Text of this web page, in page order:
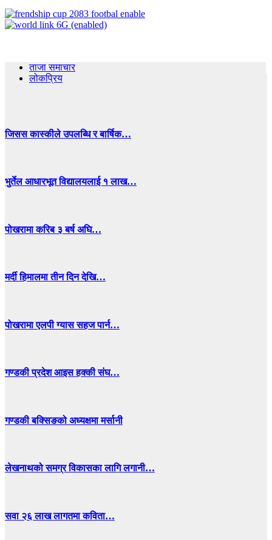
ताजा समाचार
लोकप्रिय
जिसस कास्कीले उपलब्धि र बार्षिक…
भुर्तेल आधारभूत विद्यालयलाई १ लाख…
पोखरामा करिब ३ बर्ष अघि…
मर्दी हिमालमा तीन दिन देखि…
पोखरामा एलपी ग्यास सहज पार्न…
गण्डकी प्रदेश आइस हक्की संघ…
गण्डकी बक्सिङको अध्यक्षमा मर्सानी
लेखनाथको समग्र विकासका लागि लगानी…
सवा २६ लाख लागतमा कविता…